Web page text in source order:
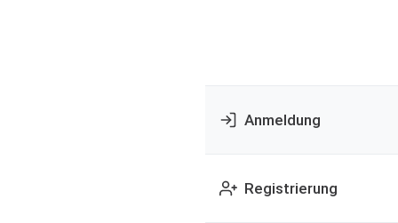
Anmeldung
Registrierung